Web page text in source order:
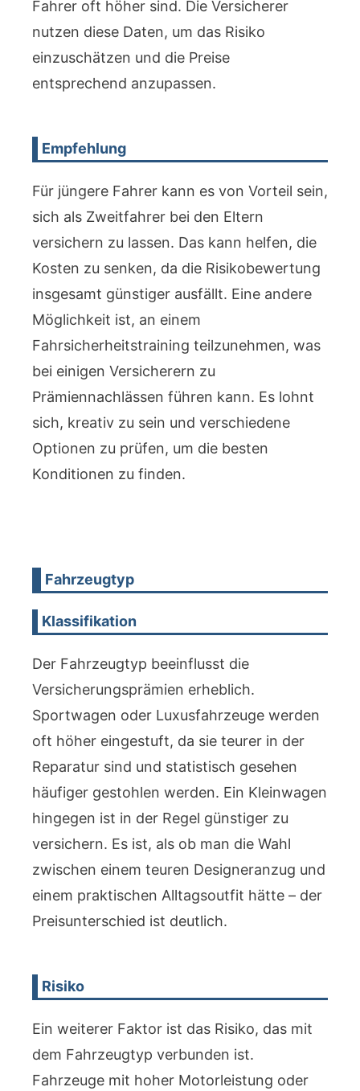
Fahrer oft höher sind. Die Versicherer
nutzen diese Daten, um das Risiko
einzuschätzen und die Preise
entsprechend anzupassen.
Empfehlung
Für jüngere Fahrer kann es von Vorteil sein,
sich als Zweitfahrer bei den Eltern
versichern zu lassen. Das kann helfen, die
Kosten zu senken, da die Risikobewertung
insgesamt günstiger ausfällt. Eine andere
Möglichkeit ist, an einem
Fahrsicherheitstraining teilzunehmen, was
bei einigen Versicherern zu
Prämiennachlässen führen kann. Es lohnt
sich, kreativ zu sein und verschiedene
Optionen zu prüfen, um die besten
Konditionen zu finden.
Fahrzeugtyp
Klassifikation
Der Fahrzeugtyp beeinflusst die
Versicherungsprämien erheblich.
Sportwagen oder Luxusfahrzeuge werden
oft höher eingestuft, da sie teurer in der
Reparatur sind und statistisch gesehen
häufiger gestohlen werden. Ein Kleinwagen
hingegen ist in der Regel günstiger zu
versichern. Es ist, als ob man die Wahl
zwischen einem teuren Designeranzug und
einem praktischen Alltagsoutfit hätte – der
Preisunterschied ist deutlich.
Risiko
Ein weiterer Faktor ist das Risiko, das mit
dem Fahrzeugtyp verbunden ist.
Fahrzeuge mit hoher Motorleistung oder